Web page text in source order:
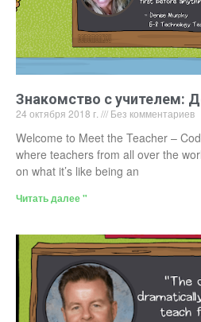
Знакомство с учителем:
24 октября 2018 г. Без комментариев
Welcome to Meet the Teacher –
where teachers from all over the
on what it’s like being an
Читать далее "